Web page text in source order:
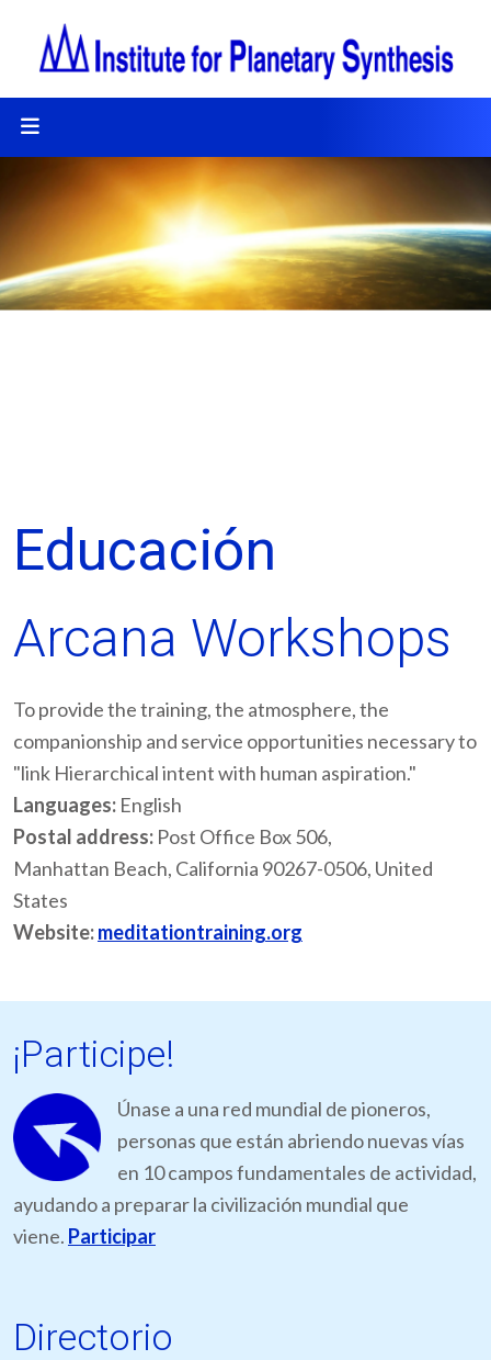
Educación
Arcana Workshops
To provide the training, the atmosphere, the
companionship and service opportunities necessary to
"link Hierarchical intent with human aspiration."
Languages: English
Postal address: Post Office Box 506,
Manhattan Beach, California 90267-0506, United
States
Website:meditationtraining.org
¡Participe!
Únase a una red mundial de pioneros,
personas que están abriendo nuevas vías
en 10 campos fundamentales de actividad,
ayudando a preparar la civilización mundial que
viene. Participar
Directorio